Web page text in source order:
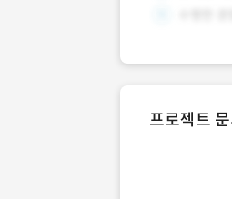
프로젝트 문